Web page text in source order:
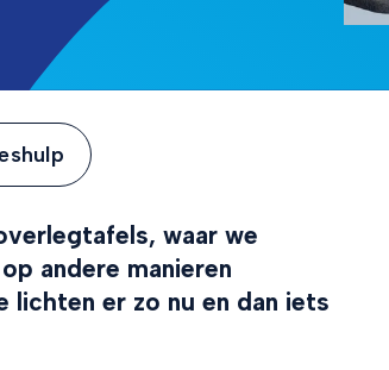
waar we
andere manieren
lichten er zo nu en dan iets